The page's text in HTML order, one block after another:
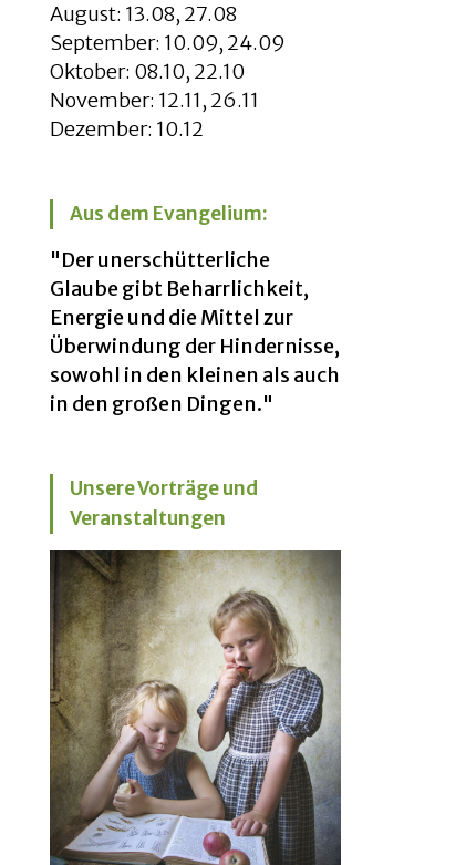
August: 13.08, 27.08
September: 10.09, 24.09
Oktober: 08.10, 22.10
November: 12.11, 26.11
Dezember: 10.12
Aus dem Evangelium:
"Der unerschütterliche
Glaube gibt Beharrlichkeit,
Energie und die Mittel zur
Überwindung der Hindernisse,
sowohl in den kleinen als auch
in den großen Dingen."
Unsere Vorträge und
Veranstaltungen